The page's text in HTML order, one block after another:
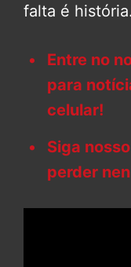
falta é história.
Entre no
para
celular!
Siga
perder